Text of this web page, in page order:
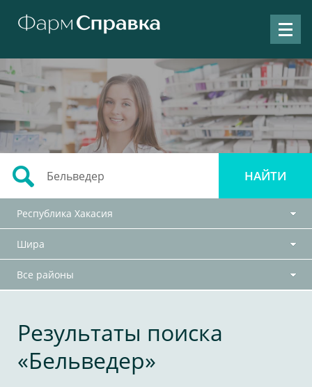
Республика Хакасия
Шира
Все районы
Результаты поиска
«Бельведер»